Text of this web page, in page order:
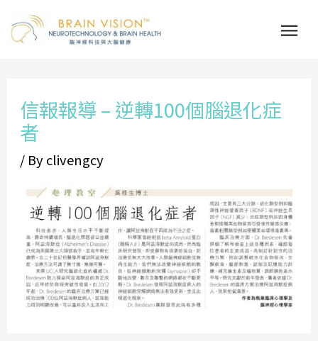
to
信報報導 – 逆轉100個腦退化症
者
/ Byclivengcy
navigation